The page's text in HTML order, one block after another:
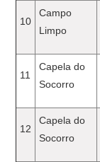
10
Campo
Limpo
11
Capela do
Socorro
12
Capela do
Socorro